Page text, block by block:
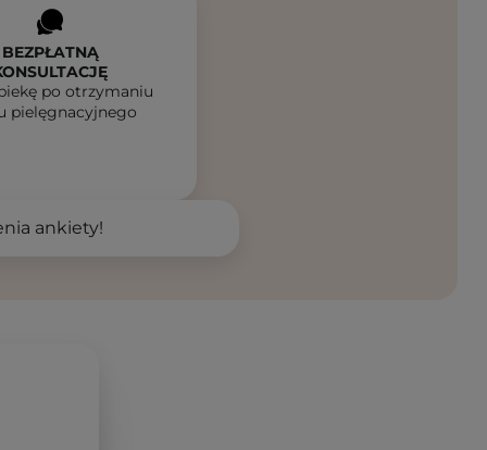
BEZPŁATNĄ
po otrzymaniu
pielęgnacyjnego
ankiety!